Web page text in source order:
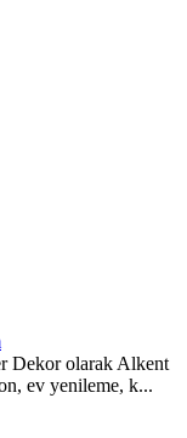
Dekor olarak Alkent
ev yenileme, k...